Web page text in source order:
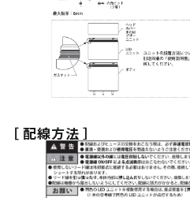
［ 配線方法 ］